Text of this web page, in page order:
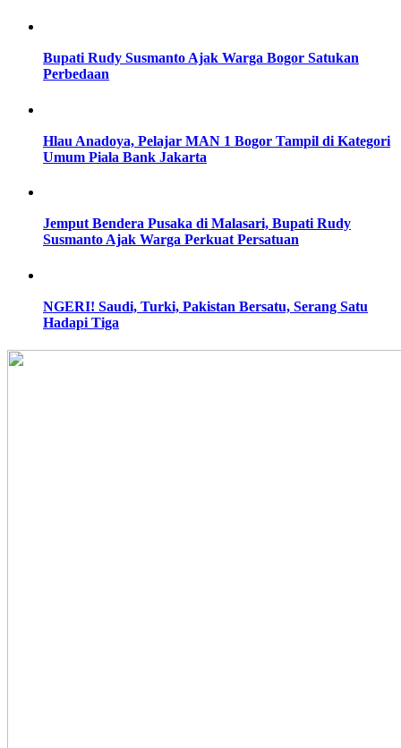
Bupati Rudy Susmanto Ajak Warga Bogor Satukan
Perbedaan
Hlau Anadoya, Pelajar MAN 1 Bogor Tampil di Kategori
Umum Piala Bank Jakarta
Jemput Bendera Pusaka di Malasari, Bupati Rudy
Susmanto Ajak Warga Perkuat Persatuan
NGERI! Saudi, Turki, Pakistan Bersatu, Serang Satu
Hadapi Tiga